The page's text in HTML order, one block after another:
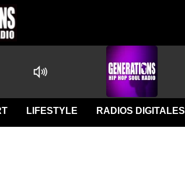
LIFESTYLE RADIOS DIGITALES